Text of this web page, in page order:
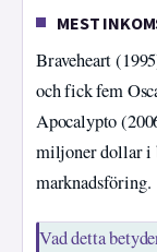
MEST
Braveheart
och fick fem
Apocalypto
miljoner dollar i
marknadsföring.
Vad detta